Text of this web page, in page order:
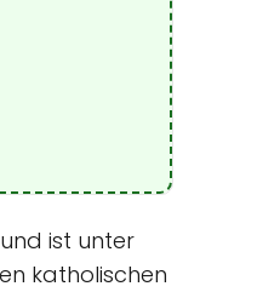
ist unter
katholischen